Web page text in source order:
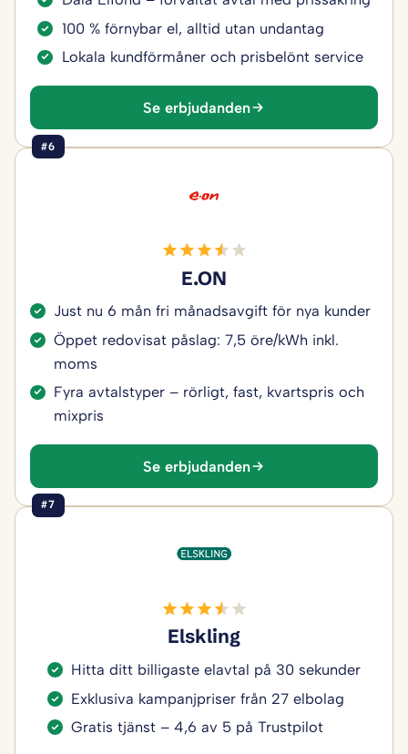
100 % förnybar el, alltid utan undantag
Lokala kundförmåner och prisbelönt service
Se erbjudanden
#6
E.ON
Just nu 6 mån fri månadsavgift för nya kunder
Öppet redovisat påslag: 7,5 öre/kWh inkl.
moms
Fyra avtalstyper – rörligt, fast, kvartspris och
mixpris
Se erbjudanden
#7
Elskling
Hitta ditt billigaste elavtal på 30 sekunder
Exklusiva kampanjpriser från 27 elbolag
Gratis tjänst – 4,6 av 5 på Trustpilot